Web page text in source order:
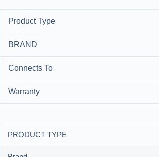
Product Type
BRAND
Connects To
Warranty
PRODUCT TYPE